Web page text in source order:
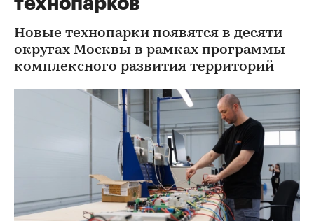
Новые технопарки появятся в десяти
округах Москвы в рамках программы
комплексного развития территорий